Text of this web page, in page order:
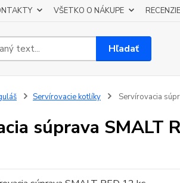
VŠETKO O NÁKUPE
Hľadať
Servírovacie kotlíky Servírovacia
súprava SMALT